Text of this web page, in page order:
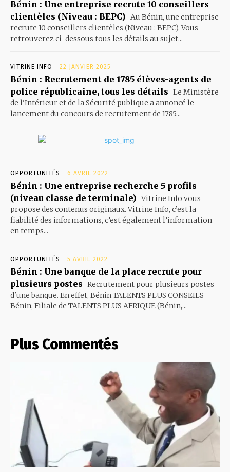
Bénin : Une entreprise recrute 10 conseillers
clientèles (Niveau : BEPC) Au Bénin, une entreprise
recrute 10 conseillers clientèles (Niveau : BEPC). Vous
retrouverez ci-dessous tous les détails au sujet...
VITRINE INFO 22 JANVIER 2025
Bénin : Recrutement de 1785 élèves-agents de
police républicaine, tous les détails Le Ministère
de l’Intérieur et de la Sécurité publique a annoncé le
lancement du concours de recrutement de 1785...
OPPORTUNITÉS 6 AVRIL 2022
Bénin : Une entreprise recherche 5 profils
(niveau classe de terminale) Vitrine Info vous
propose des contenus originaux. Vitrine Info, c’est la
fiabilité des informations, c’est également l’information
en temps...
OPPORTUNITÉS 5 AVRIL 2022
Bénin : Une banque de la place recrute pour
plusieurs postes Recrutement pour plusieurs postes
d'une banque. En effet, Bénin TALENTS PLUS CONSEILS
Bénin, Filiale de TALENTS PLUS AFRIQUE (Bénin,...
Plus Commentés